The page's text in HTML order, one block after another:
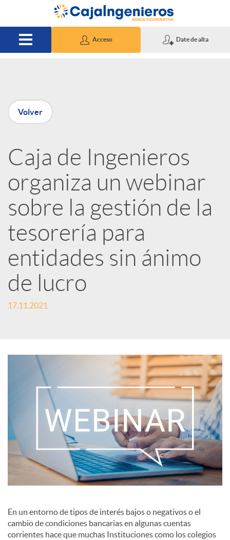
Saltar al contenido principal
Acceso Date de alta
P
u
b
l
i
c
a
o
d
e
c
o
Volver
Caja de Ingenieros
organiza un webinar
sobre la gestión de la
tesorería para
entidades sin ánimo
de lucro
17.11.2021
En un entorno de tipos de interés bajos o negativos o el
cambio de condiciones bancarias en algunas cuentas
corrientes hace que muchas Instituciones como los colegios